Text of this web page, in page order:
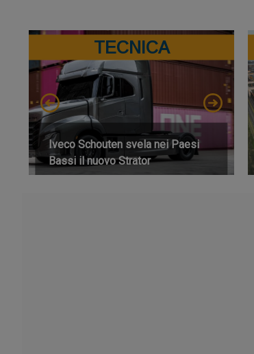
TECNICA
Iveco Schouten svela nei Paesi
Bassi il nuovo Strator